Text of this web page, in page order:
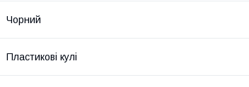
Чорний
Пластикові кулі